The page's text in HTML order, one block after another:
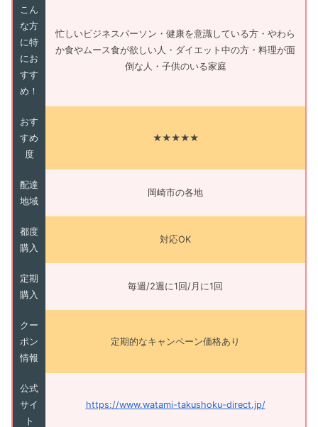
こん
な方
に特
にお
すす
め！
忙しいビジネスパーソン・健康を意識している方・やわら
か食やムース食が欲しい人・ダイエット中の方・料理が面
倒な人・子供のいる家庭
おす
すめ
度
★★★★★
配達
地域
岡崎市の各地
都度
購入
対応OK
定期
購入
毎週/2週に1回/月に1回
クー
ポン
情報
定期的なキャンペーン価格あり
公式
サイ
ト
https://www.watami-takushoku-direct.jp/